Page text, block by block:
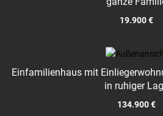
19.900 €
Einfamilienhaus mit
in ruhiger
134.900 €